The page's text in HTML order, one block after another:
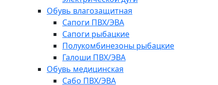
Обувь влагозащитная
Сапоги ПВХ/ЭВА
Сапоги рыбацкие
Полукомбинезоны рыбацкие
Галоши ПВХ/ЭВА
Обувь медицинская
Сабо ПВХ/ЭВА